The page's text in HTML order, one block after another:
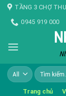
Skip TẦNG 3 CHỢ
0945 919 000
Tìm
kiếm:
Trang chủ